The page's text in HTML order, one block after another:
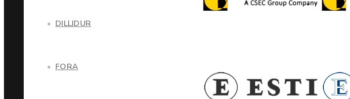
DILLIDUR
FORA